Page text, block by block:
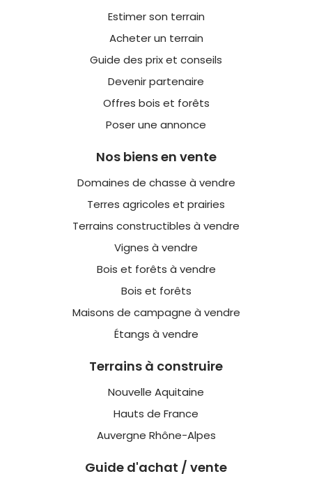
Estimer son terrain
Acheter un terrain
Guide des prix et conseils
Devenir partenaire
Offres bois et forêts
Poser une annonce
Nos biens en vente
Domaines de chasse à vendre
Terres agricoles et prairies
Terrains constructibles à vendre
Vignes à vendre
Bois et forêts à vendre
Bois et forêts
Maisons de campagne à vendre
Étangs à vendre
Terrains à construire
Nouvelle Aquitaine
Hauts de France
Auvergne Rhône-Alpes
Guide d'achat / vente